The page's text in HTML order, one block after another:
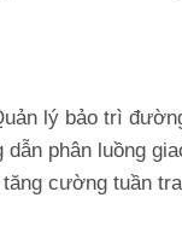
lý bảo trì
phân luồng
cường tuần